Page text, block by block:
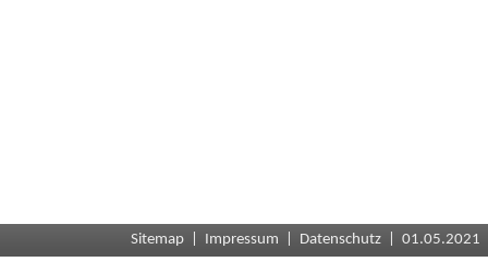
Sitemap Impressum Datenschutz | 01.05.2021